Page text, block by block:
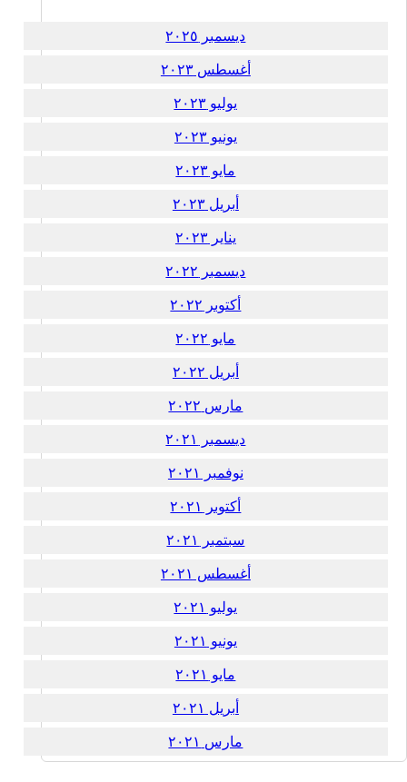
ديسمبر ٢٠٢٥
أغسطس ٢٠٢٣
يوليو ٢٠٢٣
يونيو ٢٠٢٣
مايو ٢٠٢٣
أبريل ٢٠٢٣
يناير ٢٠٢٣
ديسمبر ٢٠٢٢
أكتوبر ٢٠٢٢
مايو ٢٠٢٢
أبريل ٢٠٢٢
مارس ٢٠٢٢
ديسمبر ٢٠٢١
نوفمبر ٢٠٢١
أكتوبر ٢٠٢١
سبتمبر ٢٠٢١
أغسطس ٢٠٢١
يوليو ٢٠٢١
يونيو ٢٠٢١
مايو ٢٠٢١
أبريل ٢٠٢١
مارس ٢٠٢١